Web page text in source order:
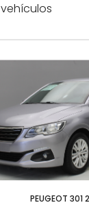
PEUGEOT 301